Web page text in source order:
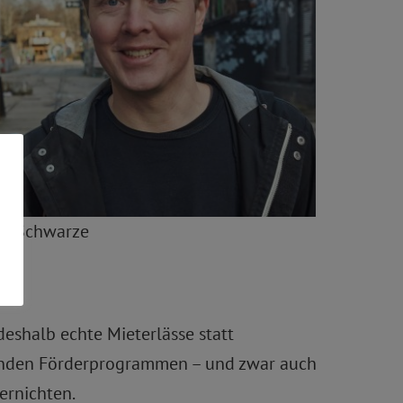
Schwarze
echte Mieterlässe statt
Förderprogrammen – und zwar auch